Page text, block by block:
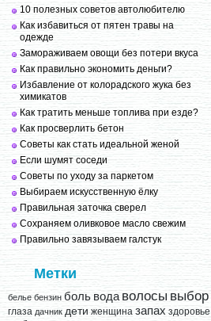
10 полезных советов автолюбителю
Как избавиться от пятен травы на
одежде
Замораживаем овощи без потери вкуса
Как правильно экономить деньги?
Избавление от колорадского жука без
химикатов
Как тратить меньше топлива при езде?
Как просверлить бетон
Советы как стать идеальной женой
Если шумят соседи
Советы по уходу за паркетом
Выбираем искусственную ёлку
Правильная заточка сверел
Сохраняем оливковое масло свежим
Правильно завязываем галстук
Метки
белье бензин боль вода волосы выбор
глаза дачник дети женщина запах здоровье